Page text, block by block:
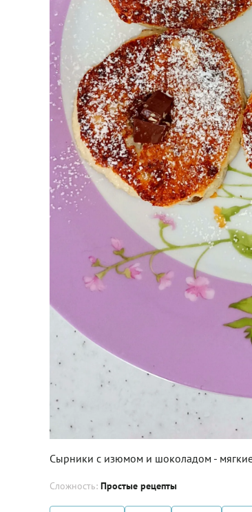
Сырники с изюмом и шоколадом -
Сложность: Простые рецепты